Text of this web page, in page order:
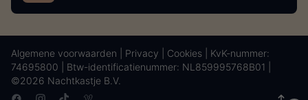
Algemene voorwaarden Privacy Cookies | KvK-nummer:
74695800 | Btw-identificatienummer: NL859995768B01 |
©2026 Nachtkastje B.V.